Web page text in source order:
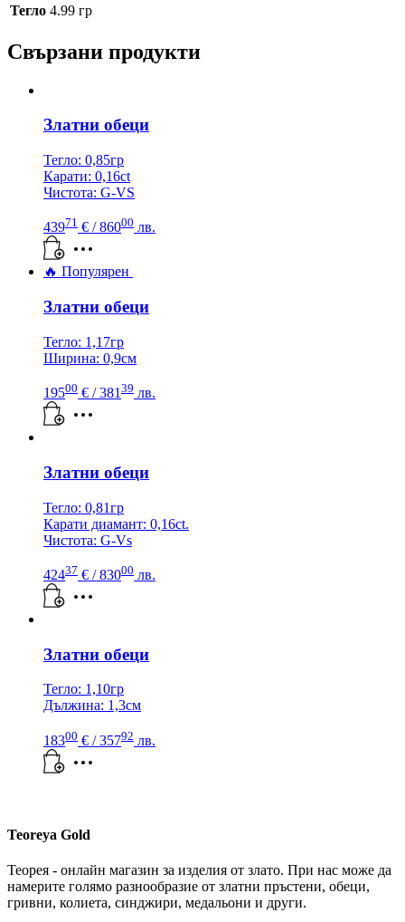
Тегло 4.99 гр
Свързани продукти
Златни обеци
Тегло: 0,85гр
Карати: 0,16ct
Чистота: G-VS
43971 € / 86000 лв.
🔥 Популярен
Златни обеци
Тегло: 1,17гр
Ширина: 0,9см
19500 € / 381 39 лв.
Златни обеци
Тегло: 0,81гр
Карати диамант: 0,16ct.
Чистота: G-Vs
42437 € / 83000 лв.
Златни обеци
Тегло: 1,10гр
Дължина: 1,3см
18300 € / 35792 лв.
Teoreya Gold
Теорея - онлайн магазин за изделия от злато. При нас може да
намерите голямо разнообразие от златни пръстени, обеци,
гривни, колиета, синджири, медальони и други.